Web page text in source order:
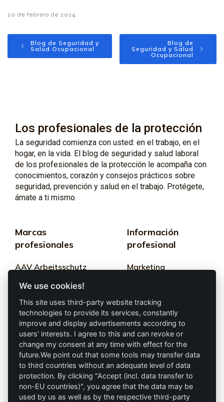
20 de febrero de 2024
Blog de Seguridad y
Salud Ocupacional
Blog de
Seguridad y Salud
Ocupacional
Los profesionales de la protección
La seguridad comienza con usted: en el trabajo, en el
hogar, en la vida. El blog de seguridad y salud laboral
de los profesionales de la protección le acompaña con
conocimientos, corazón y consejos prácticos sobre
seguridad, prevención y salud en el trabajo. Protégete,
ámate a ti mismo.
Marcas
profesionales
AAV Arbeitsschutz
Allprotec® Solo
trabaja seguro
Omniprotect –
Tienda Online
Información
profesional
Marketing
condiciones
Privacidad
Impresión
Contacto
info@die-schutzprofis.de
We use cookies!
This site uses third-party website tracking
technologies to provide its services, constantly
improve and display advertisements according to
users' interests. I agree to this and can revoke or
change my consent at any time with effect for the
future.We point out that some tools may transfer data
to third countries without an adequate level of data
protection. By clicking "Accept (incl. data transfer to
non-EU countries)", you agree that the data may be
used by us as well as by the respective third-party